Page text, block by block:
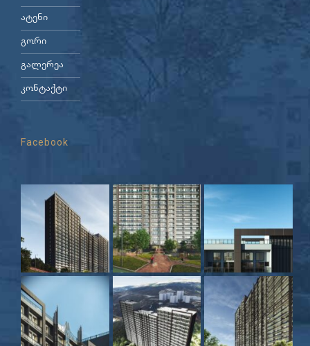
ატენი
გორი
გალერეა
კონტაქტი
Facebook